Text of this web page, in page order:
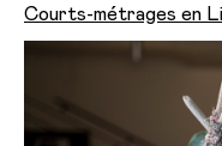
Courts-métrages en